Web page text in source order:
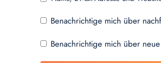
Benachrichtige mich über
Benachrichtige mich über